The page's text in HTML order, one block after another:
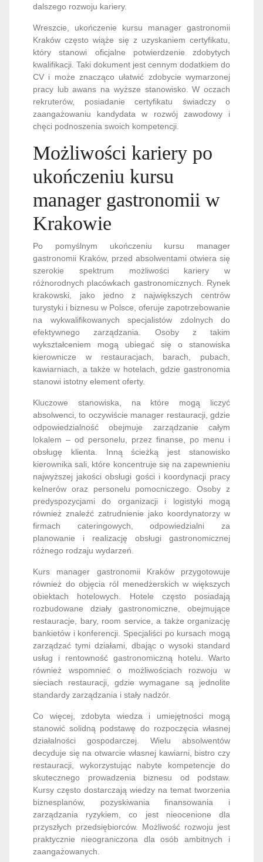
dalszego rozwoju kariery.
Wreszcie, ukończenie kursu manager gastronomii
Kraków często wiąże się z uzyskaniem certyfikatu,
który stanowi oficjalne potwierdzenie zdobytych
kwalifikacji. Taki dokument jest cennym dodatkiem do
CV i może znacząco ułatwić zdobycie wymarzonej
pracy lub awans na wyższe stanowisko. W oczach
rekruterów, posiadanie certyfikatu świadczy o
zaangażowaniu kandydata w rozwój zawodowy i
chęci podnoszenia swoich kompetencji.
Możliwości kariery po
ukończeniu kursu
manager gastronomii w
Krakowie
Po pomyślnym ukończeniu kursu manager
gastronomii Kraków, przed absolwentami otwiera się
szerokie spektrum możliwości kariery w
różnorodnych placówkach gastronomicznych. Rynek
krakowski, jako jedno z największych centrów
turystyki i biznesu w Polsce, oferuje zapotrzebowanie
na wykwalifikowanych specjalistów zdolnych do
efektywnego zarządzania. Osoby z takim
wykształceniem mogą ubiegać się o stanowiska
kierownicze w restauracjach, barach, pubach,
kawiarniach, a także w hotelach, gdzie gastronomia
stanowi istotny element oferty.
Kluczowe stanowiska, na które mogą liczyć
absolwenci, to oczywiście manager restauracji, gdzie
odpowiedzialność obejmuje zarządzanie całym
lokalem – od personelu, przez finanse, po menu i
obsługę klienta. Inną ścieżką jest stanowisko
kierownika sali, które koncentruje się na zapewnieniu
najwyższej jakości obsługi gości i koordynacji pracy
kelnerów oraz personelu pomocniczego. Osoby z
predyspozycjami do organizacji i logistyki mogą
również znaleźć zatrudnienie jako koordynatorzy w
firmach cateringowych, odpowiedzialni za
planowanie i realizację obsługi gastronomicznej
różnego rodzaju wydarzeń.
Kurs manager gastronomii Kraków przygotowuje
również do objęcia ról menedżerskich w większych
obiektach hotelowych. Hotele często posiadają
rozbudowane działy gastronomiczne, obejmujące
restauracje, bary, room service, a także organizację
bankietów i konferencji. Specjaliści po kursach mogą
zarządzać tymi działami, dbając o wysoki standard
usług i rentowność gastronomiczną hotelu. Warto
również wspomnieć o możliwościach rozwoju w
sieciach restauracji, gdzie wymagane są jednolite
standardy zarządzania i stały nadzór.
Co więcej, zdobyta wiedza i umiejętności mogą
stanowić solidną podstawę do rozpoczęcia własnej
działalności gospodarczej. Wielu absolwentów
decyduje się na otwarcie własnej kawiarni, bistro czy
restauracji, wykorzystując nabyte kompetencje do
skutecznego prowadzenia biznesu od podstaw.
Kursy często dostarczają wiedzy na temat tworzenia
biznesplanów, pozyskiwania finansowania i
zarządzania ryzykiem, co jest nieocenione dla
przyszłych przedsiębiorców. Możliwość rozwoju jest
praktycznie nieograniczona dla osób ambitnych i
zaangażowanych.